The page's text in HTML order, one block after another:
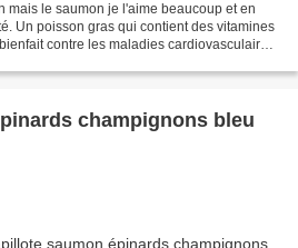
mais le saumon je l'aime beaucoup et en
Un poisson gras qui contient des vitamines
contre les maladies cardiovasculaires
champignons bleu